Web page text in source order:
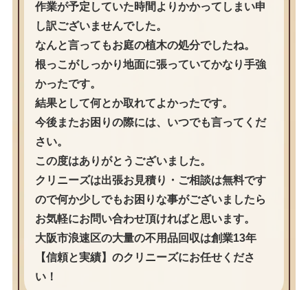
作業が予定していた時間よりかかってしまい申
し訳ございませんでした。
なんと言ってもお庭の植木の処分でしたね。
根っこがしっかり地面に張っていてかなり手強
かったです。
結果として何とか取れてよかったです。
今後またお困りの際には、いつでも言ってくだ
さい。
この度はありがとうございました。
クリニーズは出張お見積り・ご相談は無料です
ので何か少しでもお困りな事がございましたら
お気軽にお問い合わせ頂ければと思います。
大阪市浪速区の大量の不用品回収は創業13年
【信頼と実績】のクリニーズにお任せくださ
い！